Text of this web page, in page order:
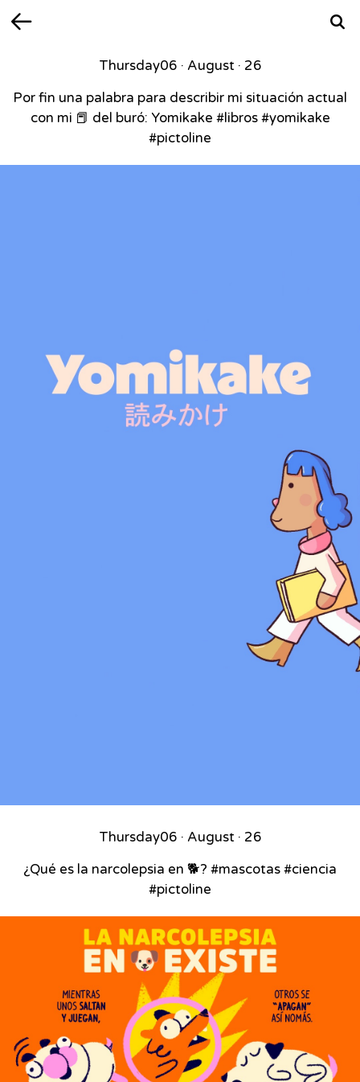
Thursday06 · August · 26
Por fin una palabra para describir mi situación actual
con mi 📕 del buró: Yomikake #libros #yomikake
#pictoline
Thursday06 · August · 26
¿Qué es la narcolepsia en 🐕? #mascotas #ciencia
#pictoline